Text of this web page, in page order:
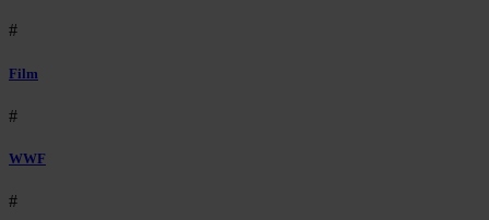
#
Film
#
WWF
#